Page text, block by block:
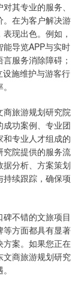
其专业的服务、
。在为客户解决游
现出色。例如，
导览APP与实时
服务消除障碍；
施维护与游客行
商旅游规划研究院
功案例、专业团
专业人才组成的
究院提供的服务流
分析、方案策划
续跟踪，确保项
不错的文旅项目
等方面都具有显著
方案。如果您正在
文商旅游规划研究